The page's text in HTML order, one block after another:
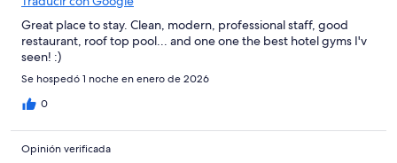
Great place to stay. Clean, modern, professional staff, good
restaurant, roof top pool... and one one the best hotel gyms I'v
seen! :)
Se hospedó 1 noche en enero de 2026
0
Opinión verificada